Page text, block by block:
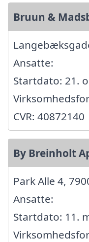
Bruun &
Ansatte:
Startdato: 21.
CVR: 40872140
By Breinholt
Park Alle 4,
Ansatte:
Startdato: 11.